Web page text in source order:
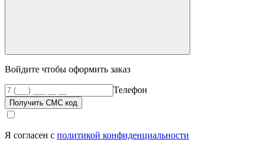
Войдите чтобы оформить заказ
Телефон
Получить СМС код
Я согласен с политикой конфиденциальности